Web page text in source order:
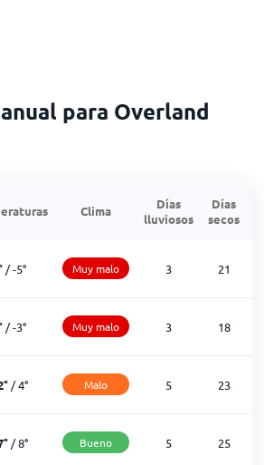
para Overland
Clima
Días
lluviosos
Días
secos
/-5° Muy malo 3 21
/-3° Muy malo 3 18
°/4° Malo 5 23
°/8° Bueno 5 25